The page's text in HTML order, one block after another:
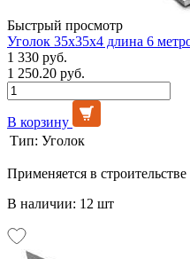
Быстрый просмотр
Уголок 35х35х4 длина 6
1 330 руб.
1 250.20 руб.
В корзину
Тип: Уголок
Применяется в
В наличии: 12 шт